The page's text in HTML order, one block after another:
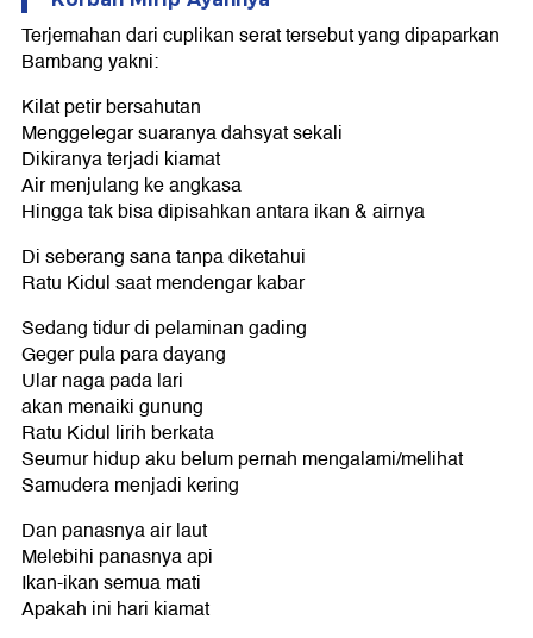
Terjemahan dari cuplikan serat tersebut yang dipaparkan
Bambang yakni:
Kilat petir bersahutan
Menggelegar suaranya dahsyat sekali
Dikiranya terjadi kiamat
Air menjulang ke angkasa
Hingga tak bisa dipisahkan antara ikan & airnya
Di seberang sana tanpa diketahui
Ratu Kidul saat mendengar kabar
Sedang tidur di pelaminan gading
Geger pula para dayang
Ular naga pada lari
akan menaiki gunung
Ratu Kidul lirih berkata
Seumur hidup aku belum pernah mengalami/melihat
Samudera menjadi kering
Dan panasnya air laut
Melebihi panasnya api
Ikan-ikan semua mati
Apakah ini hari kiamat